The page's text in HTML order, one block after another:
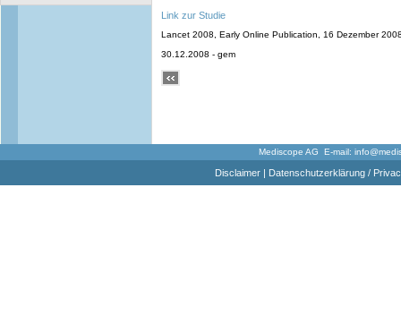
Link zur Studie
Lancet 2008, Early Online Publication, 16 Dezember
30.12.2008 - gem
Mediscope AG E-mail:
Disclaimer| Datenschutzerklärung /